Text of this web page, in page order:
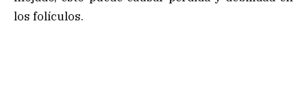
los folículos.